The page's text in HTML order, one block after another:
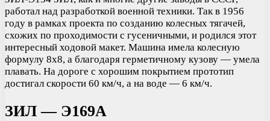
работал над разработкой военной техники. Так в 1956
году в рамках проекта по созданию колесных тягачей,
схожих по проходимости с гусеничными, и родился этот
интересный ходовой макет. Машина имела колесную
формулу 8х8, а благодаря герметичному кузову — умела
плавать. На дороге с хорошим покрытием прототип
достигал скорости 60 км/ч, а на воде — 6 км/ч.
ЗИЛ — Э169А